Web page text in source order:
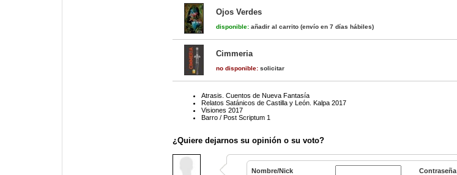
Ojos Verdes
disponible: añadir al carrito (envío en 7 días hábiles)
Cimmeria
no disponible: solicitar
Atrasis. Cuentos de Nueva Fantasía
Relatos Satánicos de Castilla y León. Kalpa 2017
Visiones 2017
Barro / Post Scriptum 1
¿Quiere dejarnos su opinión o su voto?
Nombre/Nick Contraseña